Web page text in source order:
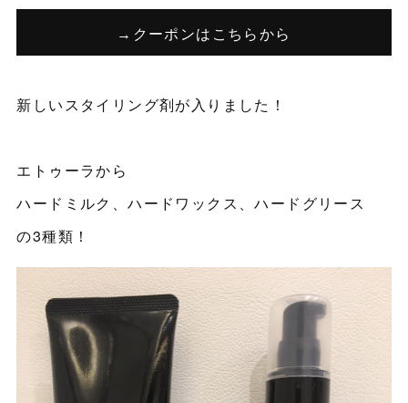
→クーポンはこちらから
新しいスタイリング剤が入りました！
エトゥーラから
ハードミルク、ハードワックス、ハードグリース
の3種類！